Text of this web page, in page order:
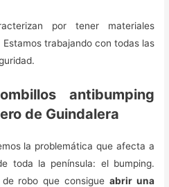
por tener materiales
trabajando con todas las
antibumping
de Guindalera
la problemática que afecta a
toda la península: el bumping.
robo que consigueabrir una